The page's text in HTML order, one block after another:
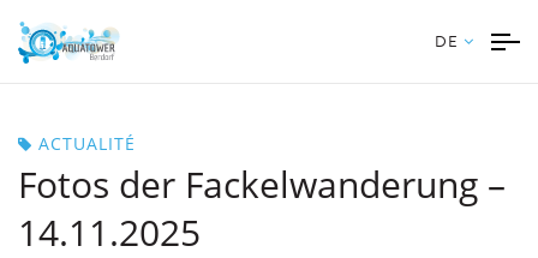
DE
ACTUALITÉ
Fotos der Fackelwanderung –
14.11.2025